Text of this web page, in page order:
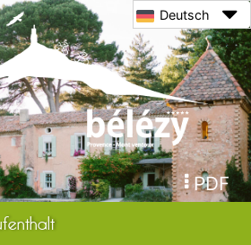
PDF
Deutsch